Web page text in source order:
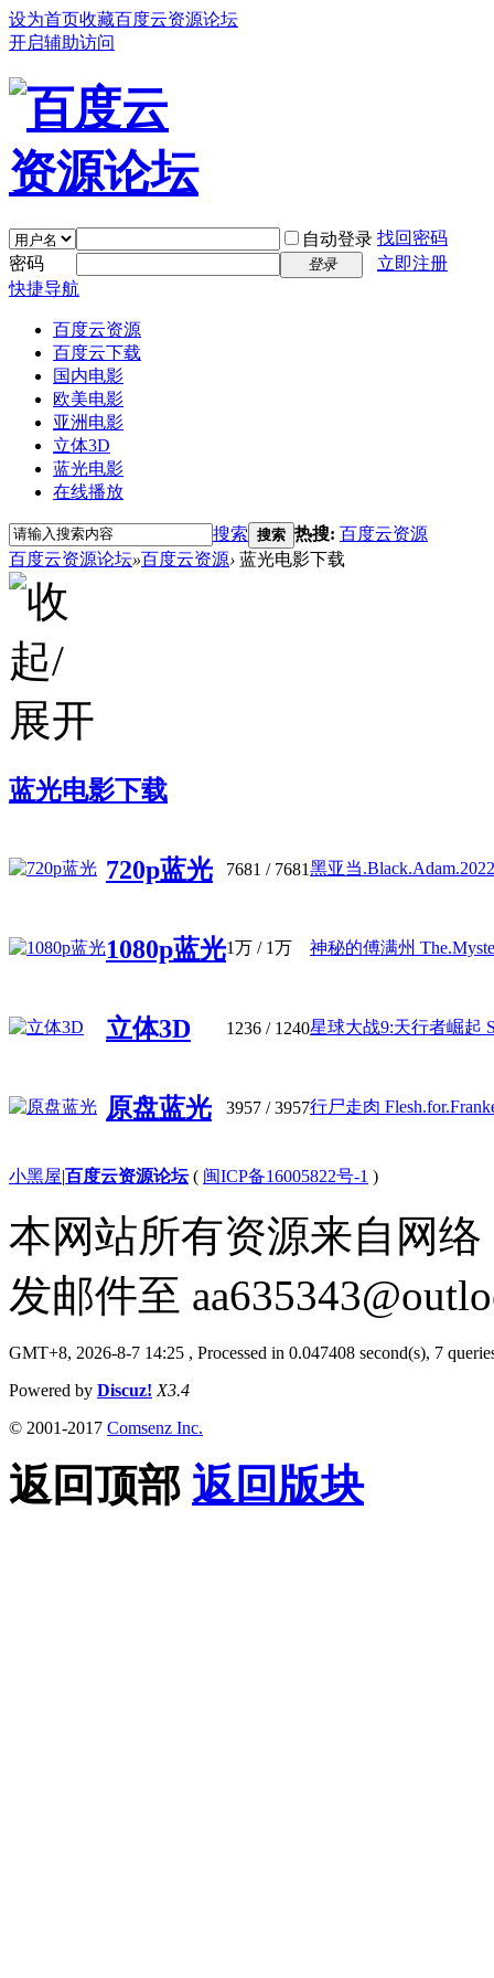
设为首页收藏百度云资源论坛
开启辅助访问
自动登录 找回密码
密码
登录
立即注册
快捷导航
百度云资源
百度云下载
国内电影
欧美电影
亚洲电影
立体3D
蓝光电影
在线播放
搜索 搜索 热搜: 百度云资源
百度云资源论坛»百度云资源› 蓝光电影下载
蓝光电影下载
720p蓝光 7681 / 7681黑亚当
1080p蓝光1万 / 1万 神秘的傅满州
立体3D 1236 / 1240星球大战9:天行者崛起
原盘蓝光 3957 / 3957行尸走肉
小黑屋|百度云资源论坛( 闽ICP备16005822号-1 )
本网站所有资源来自网
发邮件至
GMT+8, 2026-8-7 14:25 , Processed in 0.047408 second(s), 7
Powered by Discuz! X3.4
© 2001-2017 Comsenz Inc.
返回顶部 返回版块